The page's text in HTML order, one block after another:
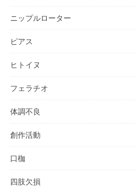
ニップルローター
ピアス
ヒトイヌ
フェラチオ
体調不良
創作活動
口枷
四肢欠損